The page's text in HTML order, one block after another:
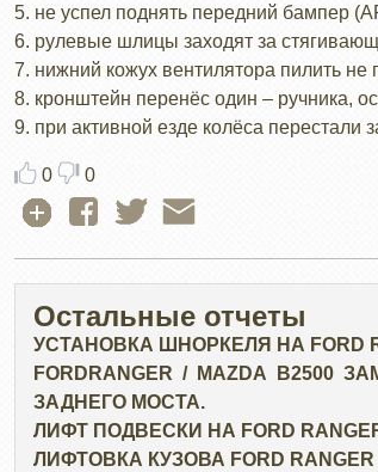
5. не успел поднять передний бампер
6. рулевые шлицы заходят за
7. нижний кожух вентилятора пилить
8. кронштейн перенёс один – ручника,
9. при активной езде колёса перестали
0 0
Остальные отчеты
УСТАНОВКА ШНОРКЕЛЯ НА FORD
FORDRANGER / MAZDA
ЗАДНЕГО МОСТА.
ЛИФТ ПОДВЕСКИ НА FORD
ЛИФТОВКА КУЗОВА FORD RANGER